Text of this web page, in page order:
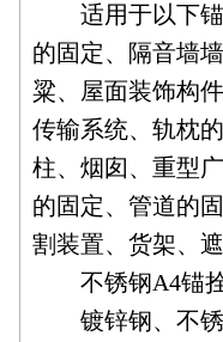
适用于以下锚
的固定、隔音墙
粱、屋面装饰构
传输系统、轨枕
柱、烟囱、重型
的固定、管道的
割装置、货架、
不锈钢A4锚拴
镀锌钢、不锈